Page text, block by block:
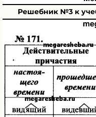
Решебник №3 к